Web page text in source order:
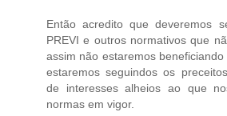
Então acredito que deveremos
PREVI e outros normativos que
assim não estaremos
estaremos seguindos os
de interesses alheios ao que
normas em vigor.